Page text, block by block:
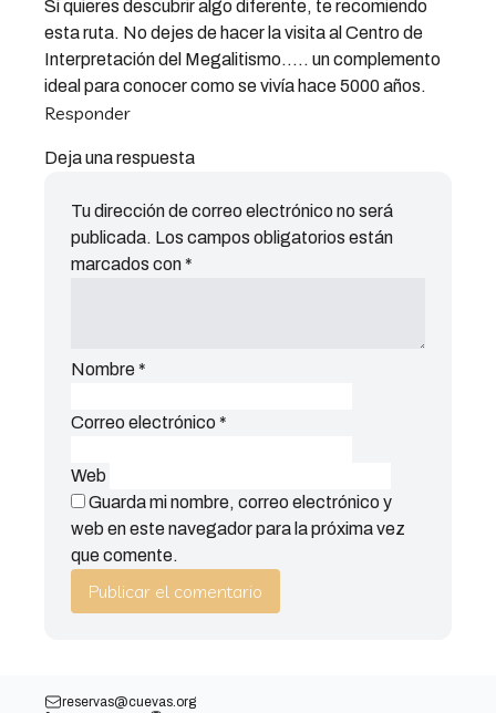
Si quieres descubrir algo diferente, te recomiendo
esta ruta. No dejes de hacer la visita al Centro de
Interpretación del Megalitismo….. un complemento
ideal para conocer como se vivía hace 5000 años.
Responder
Deja una respuesta
Tu dirección de correo electrónico no será
publicada. Los campos obligatorios están
marcados con *
Nombre *
Correo electrónico *
Web
Guarda mi nombre, correo electrónico y
web en este navegador para la próxima vez
que comente.
reservas@cuevas.org